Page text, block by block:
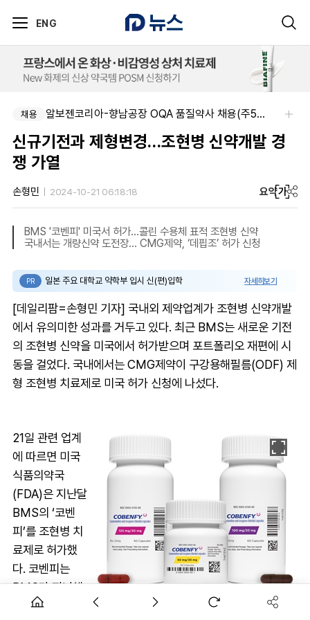
ENG
채용 알보젠코리아-향남공장 OQA 품질약사 채용(주5일/파트타임 가능)
신규기전과 제형변경…조현병 신약개발 경
쟁 가열
손형민 2024-10-21 06:18:18 요약가
BMS '코벤피' 미국서 허가…콜린 수용체 표적 조현병 신약
국내서는 개량신약 도전장… CMG제약, ‘데핍조’ 허가 신청
PR 일본 주요 대학교 약학부 입시 신(편)입학 자세히보기
[데일리팜=손형민 기자] 국내외 제약업계가 조현병 신약개발
에서 유의미한 성과를 거두고 있다. 최근 BMS는 새로운 기전
의 조현병 신약을 미국에서 허가받으며 포트폴리오 재편에 시
동을 걸었다. 국내에서는 CMG제약이 구강용해필름(ODF) 제
형 조현병 치료제로 미국 허가 신청에 나섰다.
21일 관련 업계
에 따르면 미국
식품의약국
(FDA)은 지난달
BMS의 ‘코벤
피’를 조현병 치
료제로 허가했
다. 코벤피는
BMS가 지난해
12월 바이오기업